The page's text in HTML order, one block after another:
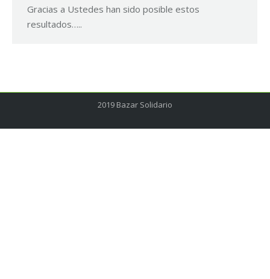
Gracias a Ustedes han sido posible estos
resultados…..
2019 Bazar Solidario